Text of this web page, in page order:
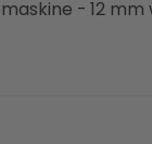
- 12 mm